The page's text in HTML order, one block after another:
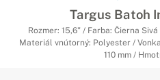
Targus Batoh
Rozmer: 15,6" / Farba: Čierna
Materiál vnútorný: Polyester /
110 mm /